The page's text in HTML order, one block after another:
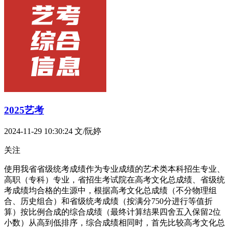
2025艺考
2024-11-29 10:30:24 文/阮婷
关注
使用我省省级统考成绩作为专业成绩的艺术类本科招生专业、
高职（专科）专业，省招生考试院在高考文化总成绩、省级统
考成绩均合格的生源中，根据高考文化总成绩（不分物理组
合、历史组合）和省级统考成绩（按满分750分进行等值折
算）按比例合成的综合成绩（最终计算结果四舍五入保留2位
小数）从高到低排序，综合成绩相同时，首先比较高考文化总